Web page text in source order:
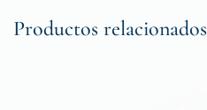
Productos relacionados